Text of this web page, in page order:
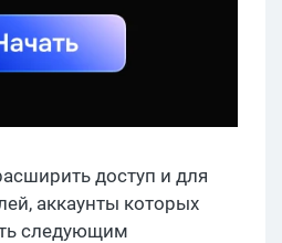
доступ и для
аккаунты которых
следующим